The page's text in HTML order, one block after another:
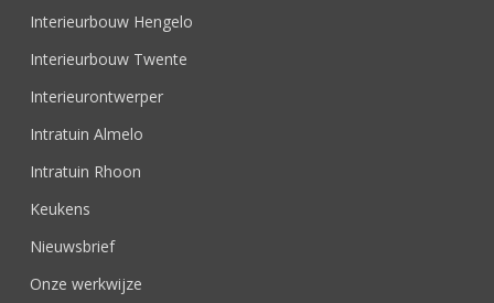
Interieurbouw Hengelo
Interieurbouw Twente
Interieurontwerper
Intratuin Almelo
Intratuin Rhoon
Keukens
Nieuwsbrief
Onze werkwijze